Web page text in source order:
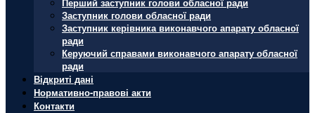
Заступник голови обласної ради
Заступник керівника виконавчого апарату обласної
ради
Керуючий справами виконавчого апарату обласної
ради
Відкриті дані
Нормативно-правові акти
Контакти